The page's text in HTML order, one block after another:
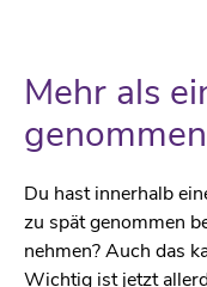
Mehr als
Du hast innerhalb
zu spät genommen
nehmen? Auch das
Wichtig ist jetzt